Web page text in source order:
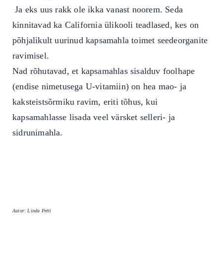
Ja eks uus rakk ole ikka vanast noorem. Seda
kinnitavad ka California ülikooli teadlased, kes on
põhjalikult uurinud kapsamahla toimet seedeorganite
ravimisel.
Nad rõhutavad, et kapsamahlas sisalduv foolhape
(endise nimetusega U-vitamiin) on hea mao- ja
kaksteistsõrmiku ravim, eriti tõhus, kui
kapsamahlasse lisada veel värsket selleri- ja
sidrunimahla.
Autor: Linda Petti